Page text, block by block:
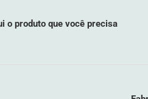
o produto que você precisa